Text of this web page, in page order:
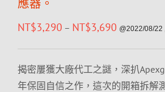
應器。
NT$3,290 – NT$3,690 @2022/08/22
揭密屢獲大廠代工之謎，深扒
年保固自信之作，這次的開箱拆解